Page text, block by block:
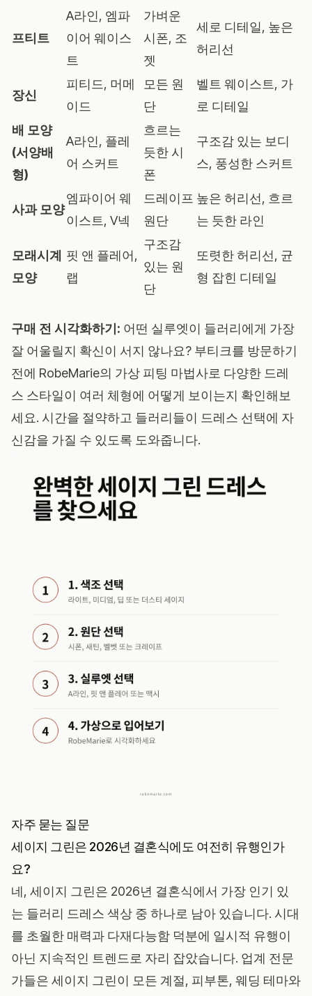
프티트
A라인, 엠파
이어 웨이스
트
가벼운
시폰, 조
젯
세로 디테일, 높은
허리선
장신
피티드, 머메
이드
모든 원
단
벨트 웨이스트, 가
로 디테일
배 모양
(서양배
형)
A라인, 플레
어 스커트
흐르는
듯한 시
폰
구조감 있는 보디
스, 풍성한 스커트
사과 모양
엠파이어 웨
이스트, V넥
드레이프
원단
높은 허리선, 흐르
는 듯한 라인
모래시계
모양
핏 앤 플레어,
랩
구조감
있는 원
단
또렷한 허리선, 균
형 잡힌 디테일
구매 전 시각화하기: 어떤 실루엣이 들러리에게 가장
잘 어울릴지 확신이 서지 않나요? 부티크를 방문하기
전에 RobeMarie의 가상 피팅 마법사로 다양한 드레
스 스타일이 여러 체형에 어떻게 보이는지 확인해보
세요. 시간을 절약하고 들러리들이 드레스 선택에 자
신감을 가질 수 있도록 도와줍니다.
자주 묻는 질문
세이지 그린은 2026년 결혼식에도 여전히 유행인가
요?
네, 세이지 그린은 2026년 결혼식에서 가장 인기 있
는 들러리 드레스 색상 중 하나로 남아 있습니다. 시대
를 초월한 매력과 다재다능함 덕분에 일시적 유행이
아닌 지속적인 트렌드로 자리 잡았습니다. 업계 전문
가들은 세이지 그린이 모든 계절, 피부톤, 웨딩 테마와